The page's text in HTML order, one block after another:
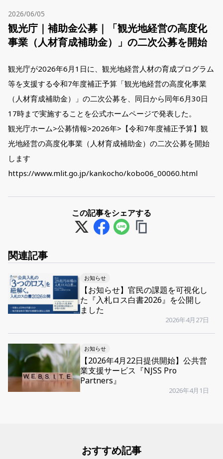
2026/06/05
観光庁｜補助金公募｜「観光地経営の高度化
事業（人材育成補助金）」の二次公募を開始
観光庁が2026年6月1日に、観光地経営人材の育成プログラム
等を支援する令和7年度補正予算「観光地経営の高度化事業
（人材育成補助金）」の二次公募を、同日から同年6月30日
17時まで実施することを公式ホームページで発表した。
観光庁ホーム>公募情報>2026年>【令和7年度補正予算】観
光地経営の高度化事業（人材育成補助金）の二次公募を開始
します
https://www.mlit.go.jp/kankocho/kobo06_00060.html
この記事をシェアする
関連記事
お知らせ
【お知らせ】官民の課題を可視化し
た『入札ロス白書2026』を公開し
ました
2026年4月27日
お知らせ
【2026年4月22日提供開始】公共営
業支援サービス『NJSS Pro
Partners』
2026年4月1日
おすすめ記事